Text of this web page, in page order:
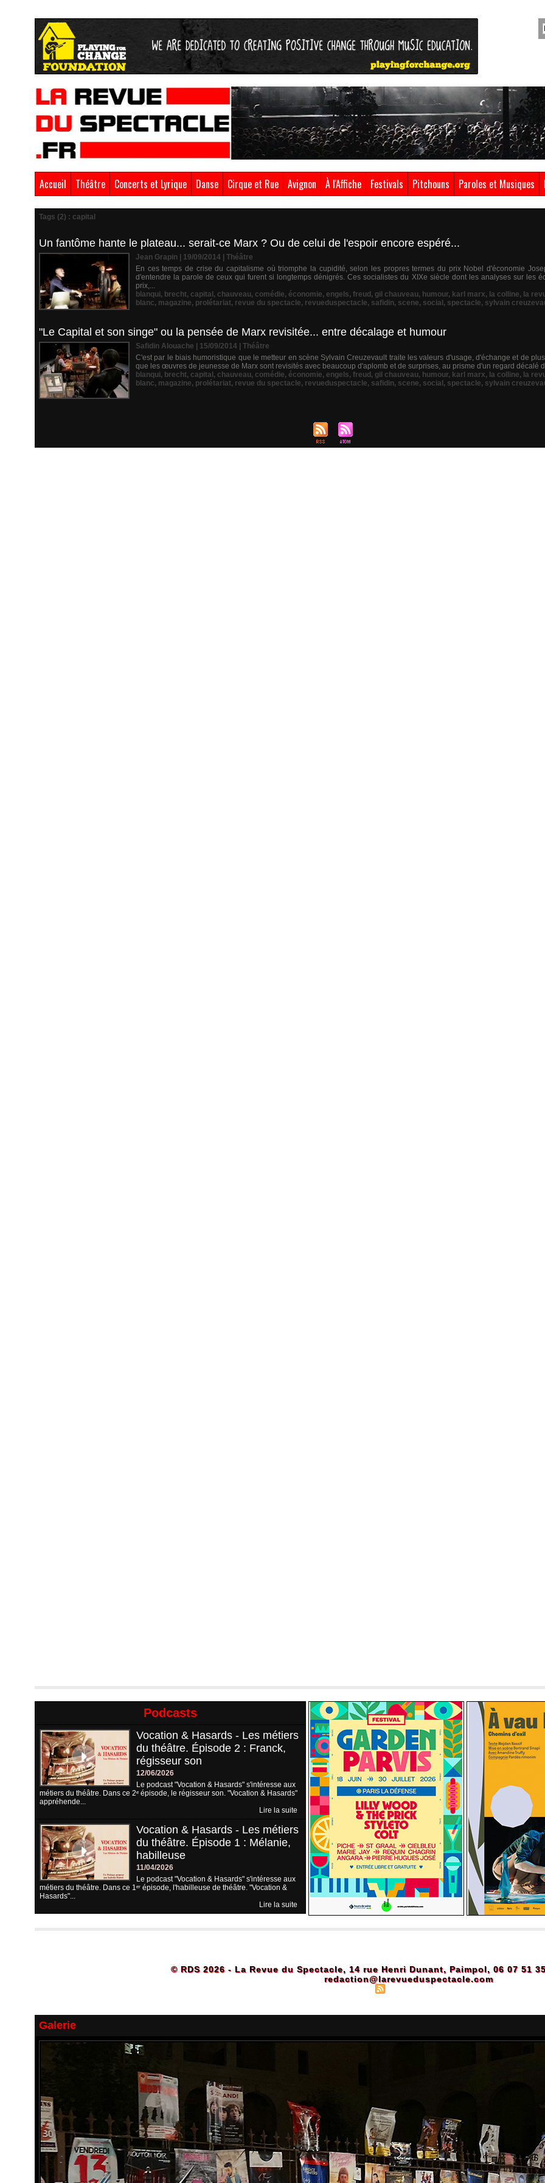
Accueil Théâtre Concerts et Lyrique Danse Cirque et Rue Avignon À l'Affiche Festivals Pitchouns Paroles et Musiques
Tags (2) : capital
Un fantôme hante le plateau... serait-ce Marx ? Ou de celui de l'espoir encore espéré...
Jean Grapin | 19/09/2014
Théâtre
En ces temps de crise du capitalisme où triomphe la cupidité, selon les propres termes du prix Nobel d'économie
d'entendre la parole de ceux qui furent si longtemps dénigrés. Ces socialistes du XIXe siècle dont les analyses sur les
prix,...
blanqui, brecht, capital , chauveau, comédie, économie, engels, freud , gil chauveau, humour, karl marx, la colline, la
blanc, magazine, prolétariat, revue du spectacle, revueduspectacle, safidin, scene, social , spectacle, sylvain
"Le Capital et son singe" ou la pensée de Marx revisitée... entre décalage et humour
Safidin Alouache | 15/09/2014
Théâtre
C'est par le biais humoristique que le metteur en scène Sylvain Creuzevault traite les valeurs d'usage, d'échange et de
que les œuvres de jeunesse de Marx sont revisités avec beaucoup d'aplomb et de surprises, au prisme d'un regard décalé
blanqui, brecht, capital , chauveau, comédie, économie, engels, freud , gil chauveau, humour, karl marx, la colline, la
blanc, magazine, prolétariat, revue du spectacle, revueduspectacle, safidin, scene, social , spectacle, sylvain
Podcasts
Vocation & Hasards - Les métiers
du théâtre. Épisode 2 : Franck,
régisseur son
12/06/2026
Le podcast "Vocation & Hasards" s'intéresse aux
métiers du théâtre. Dans ce 2ᵉ épisode, le régisseur son. "Vocation & Hasards"
appréhende...
Lire la suite
Vocation & Hasards - Les métiers
du théâtre. Épisode 1 : Mélanie,
habilleuse
11/04/2026
Le podcast "Vocation & Hasards" s'intéresse aux
métiers du théâtre. Dans ce 1ᵉʳ épisode, l'habilleuse de théâtre. "Vocation &
Hasards"...
Lire la suite
© RDS 2026 - La Revue du Spectacle, 14 rue Henri Dunant, Paimpol, 06 07 51
redaction@larevueduspectacle.com
Galerie